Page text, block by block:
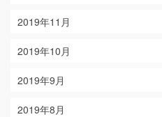
2019年11月
2019年10月
2019年9月
2019年8月